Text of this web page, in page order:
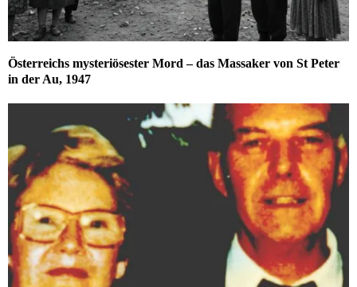
Österreichs mysteriösester Mord – das Massaker von St Peter
in der Au, 1947